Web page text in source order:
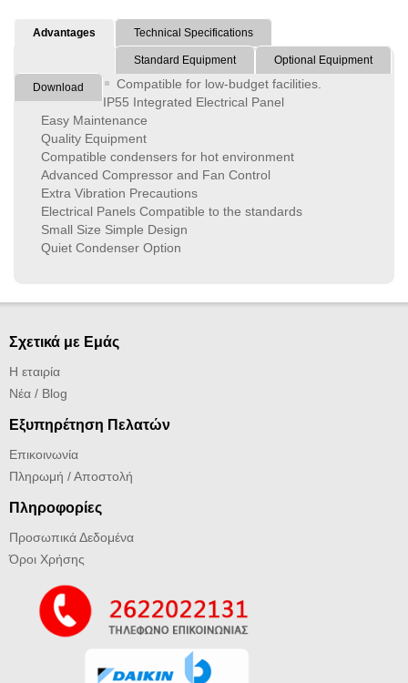
Advantages Technical Specifications
Standard Equipment Optional Equipment
Download
Compatible for low-budget facilities.
IP55 Integrated Electrical Panel
Easy Maintenance
Quality Equipment
Compatible condensers for hot environment
Advanced Compressor and Fan Control
Extra Vibration Precautions
Electrical Panels Compatible to the standards
Small Size Simple Design
Quiet Condenser Option
Σχετικά με Εμάς
Η εταιρία
Νέα / Blog
Εξυπηρέτηση Πελατών
Επικοινωνία
Πληρωμή / Αποστολή
Πληροφορίες
Προσωπικά Δεδομένα
Όροι Χρήσης